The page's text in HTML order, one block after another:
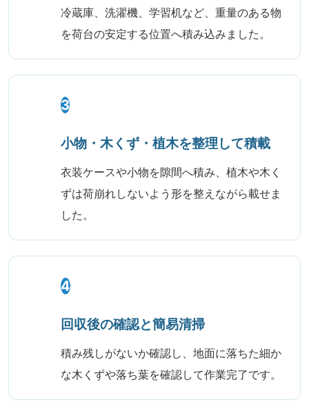
冷蔵庫、洗濯機、学習机など、重量のある物
を荷台の安定する位置へ積み込みました。
3
小物・木くず・植木を整理して積載
衣装ケースや小物を隙間へ積み、植木や木く
ずは荷崩れしないよう形を整えながら載せま
した。
4
回収後の確認と簡易清掃
積み残しがないか確認し、地面に落ちた細か
な木くずや落ち葉を確認して作業完了です。